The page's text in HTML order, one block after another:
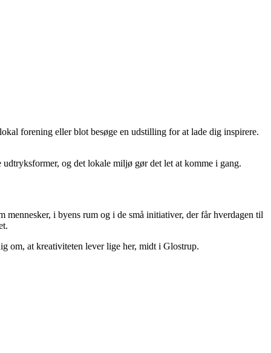
forening eller blot besøge en udstilling for at lade dig inspirere.
og det lokale miljø gør det let at komme i gang.
i byens rum og i de små initiativer, der får hverdagen til
om, at kreativiteten lever lige her, midt i Glostrup.